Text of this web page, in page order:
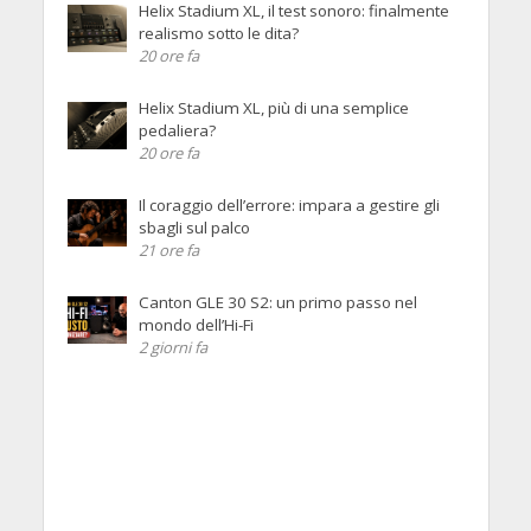
Helix Stadium XL, il test sonoro: finalmente
realismo sotto le dita?
20 ore fa
Helix Stadium XL, più di una semplice
pedaliera?
20 ore fa
Il coraggio dell’errore: impara a gestire gli
sbagli sul palco
21 ore fa
Canton GLE 30 S2: un primo passo nel
mondo dell’Hi-Fi
2 giorni fa